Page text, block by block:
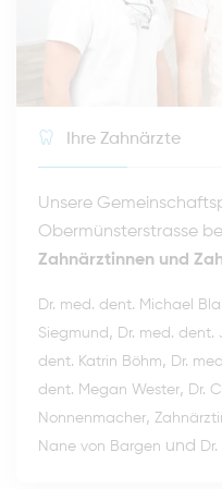
Ihre Zahnärzte
Unsere
Obermünsterstrasse
Zahnärztinnen und
Dr. med. dent. Michael
Siegmund , Dr. med. dent.
dent. Katrin Böhm, Dr.
dent. Megan Wester, Dr.
Nonnenmacher,
Nane von Bargen und